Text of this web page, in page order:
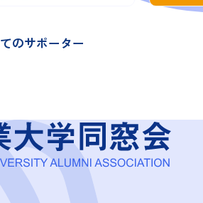
のサポーター